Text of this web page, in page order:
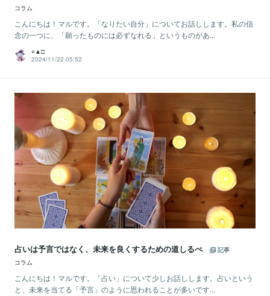
コラム
こんにちは！マルです。「なりたい自分」についてお話しします。私の信
念の一つに、「願ったものには必ずなれる」というものがあ...
○▲□
2024/11/22 05:52
占いは予言ではなく、未来を良くするための道しるべ
記事
コラム
こんにちは！マルです。「占い」について少しお話しします。占いという
と、未来を当てる「予言」のように思われることが多いです...